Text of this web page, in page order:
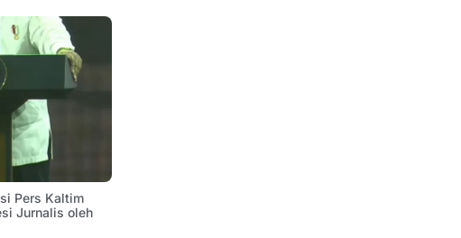
Pers Kaltim
Jurnalis oleh